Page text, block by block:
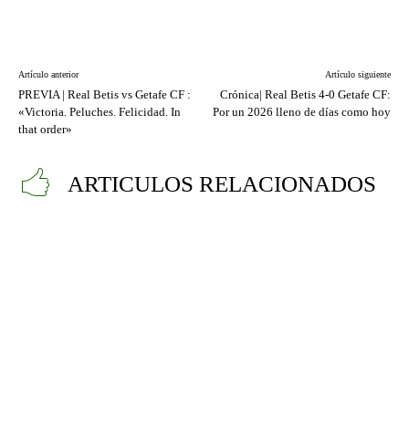
Artículo anterior
PREVIA | Real Betis vs Getafe CF :
«Victoria. Peluches. Felicidad. In
that order»
Artículo siguiente
Crónica| Real Betis 4-0 Getafe CF:
Por un 2026 lleno de días como hoy
ARTICULOS RELACIONADOS